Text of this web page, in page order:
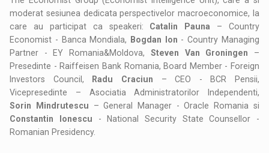
moderat sesiunea dedicata perspectivelor macroeconomice, la
care au participat ca speakeri: Catalin Pauna – Country
Economist - Banca Mondiala,
Bogdan Ion - Country Managing
Partner - EY Romania&Moldova, Steven Van Groningen –
Presedinte - Raiffeisen Bank Romania, Board Member - Foreign
Investors Council,
Radu Craciun – CEO - BCR Pensii,
Vicepresedinte – Asociatia Administratorilor Independenti,
Sorin Mindrutescu – General Manager - Oracle Romania si
Constantin Ionescu - National Security State Counsellor -
Romanian Presidency.